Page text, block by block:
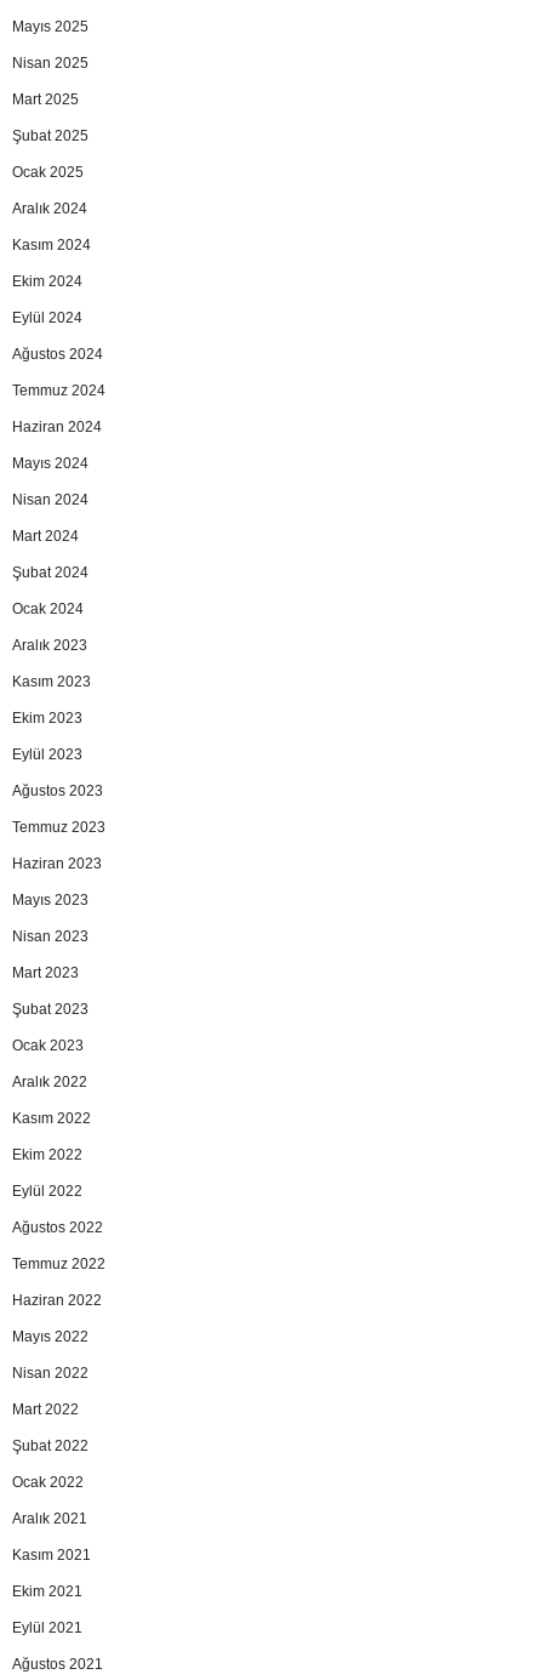
Mayıs 2025
Nisan 2025
Mart 2025
Şubat 2025
Ocak 2025
Aralık 2024
Kasım 2024
Ekim 2024
Eylül 2024
Ağustos 2024
Temmuz 2024
Haziran 2024
Mayıs 2024
Nisan 2024
Mart 2024
Şubat 2024
Ocak 2024
Aralık 2023
Kasım 2023
Ekim 2023
Eylül 2023
Ağustos 2023
Temmuz 2023
Haziran 2023
Mayıs 2023
Nisan 2023
Mart 2023
Şubat 2023
Ocak 2023
Aralık 2022
Kasım 2022
Ekim 2022
Eylül 2022
Ağustos 2022
Temmuz 2022
Haziran 2022
Mayıs 2022
Nisan 2022
Mart 2022
Şubat 2022
Ocak 2022
Aralık 2021
Kasım 2021
Ekim 2021
Eylül 2021
Ağustos 2021